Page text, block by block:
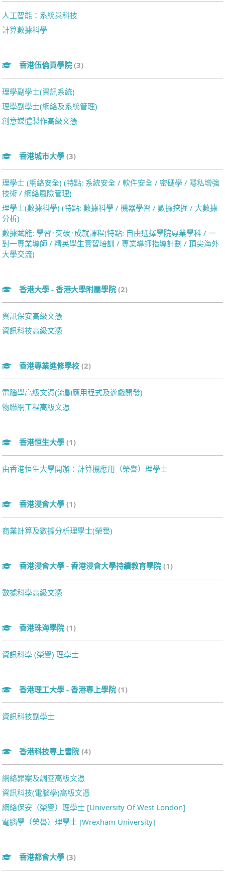
人工智能：系統與科技
計算數據科學
香港伍倫貢學院 (3)
理學副學士(資訊系統)
理學副學士(網絡及系統管理)
創意媒體製作高級文憑
香港城市大學 (3)
理學士 (網絡安全) (特點: 系統安全 / 軟件安全 / 密碼學 / 隱私增強
技術 / 網絡風險管理)
理學士(數據科學) (特點: 數據科學 / 機器學習 / 數據挖掘 / 大數據
分析)
數據賦能: 學習･突破･成就課程(特點: 自由選擇學院專業學科 / 一
對一專業導師 / 精英學生實習培訓 / 專業導師指導計劃 / 頂尖海外
大學交流)
香港大學 - 香港大學附屬學院 (2)
資訊保安高級文憑
資訊科技高級文憑
香港專業進修學校 (2)
電腦學高級文憑(流動應用程式及遊戲開發)
物聯網工程高級文憑
香港恒生大學 (1)
由香港恒生大學開辦：計算機應用（榮譽）理學士
香港浸會大學 (1)
商業計算及數據分析理學士(榮譽)
香港浸會大學 - 香港浸會大學持續教育學院 (1)
數據科學高級文憑
香港珠海學院 (1)
資訊科學 (榮譽) 理學士
香港理工大學 - 香港專上學院 (1)
資訊科技副學士
香港科技專上書院 (4)
網絡罪案及調查高級文憑
資訊科技(電腦學)高級文憑
網絡保安（榮譽）理學士 [University Of West London]
電腦學（榮譽）理學士 [Wrexham University]
香港都會大學 (3)